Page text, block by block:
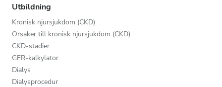
Utbildning
Kronisk njursjukdom (CKD)
Orsaker till kronisk njursjukdom (CKD)
CKD-stadier
GFR-kalkylator
Dialys
Dialysprocedur